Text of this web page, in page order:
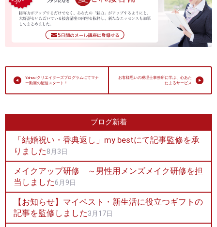
Yahoo!クリエイターズプログラムにてマナ
ー動画の配信スタート！
お客様思いの税理士事務所に学ぶ、心あた
たまるサービス
ブログ新着
「結婚祝い・香典返し」my bestにて記事監修を承
りました8月3日
メイクアップ研修 ～男性用メンズメイク研修を担
当しました6月9日
【お知らせ】マイベスト・新生活に役立つギフトの
記事を監修しました3月17日